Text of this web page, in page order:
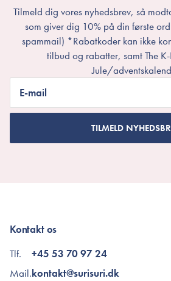
Tilmeld dig vores nyhedsbrev, så
som giver dig 10% på din første
spammail) *Rabatkoder kan ikke
tilbud og rabatter, samt The
Jule/
E-mail
TILMELD
Kontakt os
Tlf.
Mail.
+45 53 70 97 24
kontakt@surisuri.dk